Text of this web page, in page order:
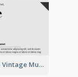
Cassette Vintage Music Flyer